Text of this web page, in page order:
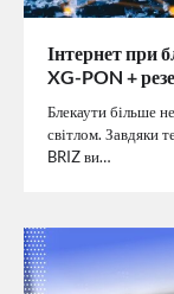
Інтернет при
XG-PON +
Блекаути більше
світлом. Завдяки
BRIZ ви…